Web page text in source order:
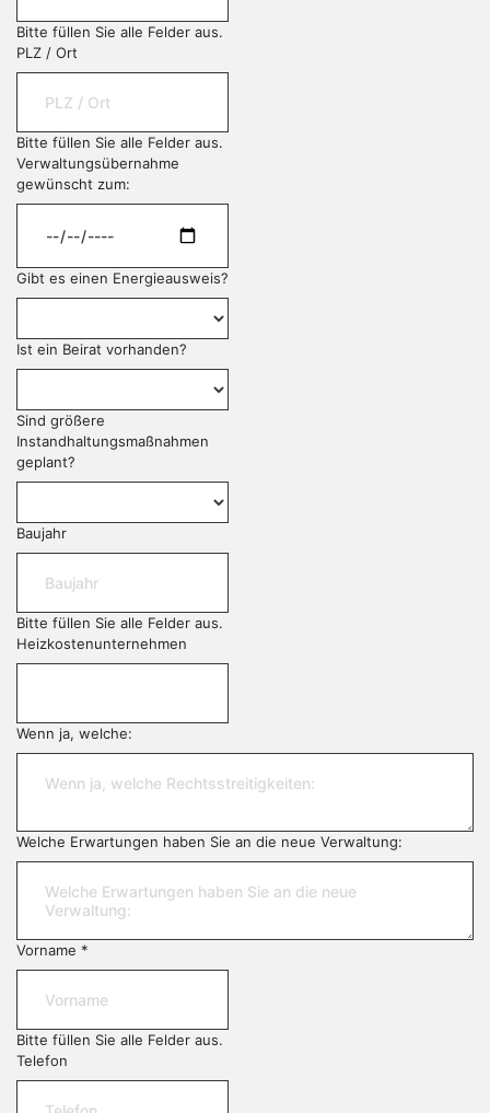
Bitte füllen Sie alle Felder aus.
PLZ / Ort
Bitte füllen Sie alle Felder aus.
Verwaltungsübernahme
gewünscht zum:
Gibt es einen Energieausweis?
Ist ein Beirat vorhanden?
Sind größere
Instandhaltungsmaßnahmen
geplant?
Baujahr
Bitte füllen Sie alle Felder aus.
Heizkostenunternehmen
Wenn ja, welche:
Welche Erwartungen haben Sie an die neue Verwaltung:
Vorname *
Bitte füllen Sie alle Felder aus.
Telefon